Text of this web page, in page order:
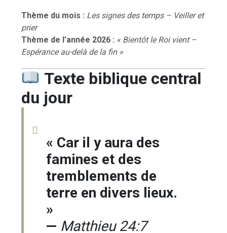
Thème du mois : Les signes des temps – Veiller et
prier
Thème de l’année 2026 : « Bientôt le Roi vient –
Espérance au-delà de la fin »
Texte biblique central
du jour
« Car il y aura des
famines et des
tremblements de
terre en divers lieux.
»
— Matthieu 24:7